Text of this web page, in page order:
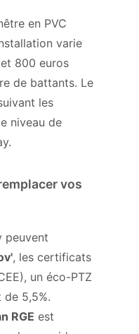
en PVC
varie
800 euros
de battants. Le
les
niveau de
vos
peuvent
, les certificats
un éco-PTZ
5,5%.
RGE est